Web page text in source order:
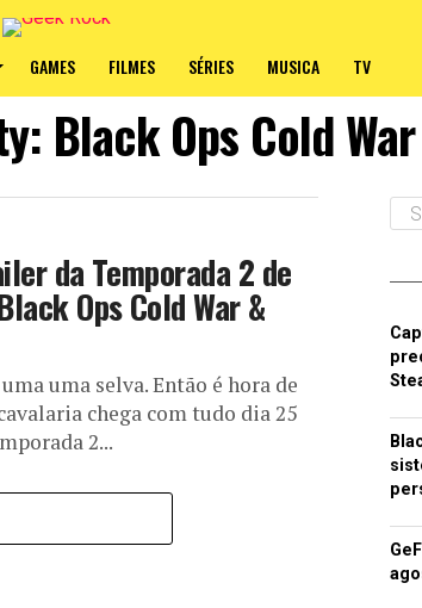
GAMES FILMES SÉRIES MUSICA TV
Black Ops Cold
da Temporada 2 de
Ops Cold War &
uma selva. Então é hora de
chega com tudo dia 25
2...